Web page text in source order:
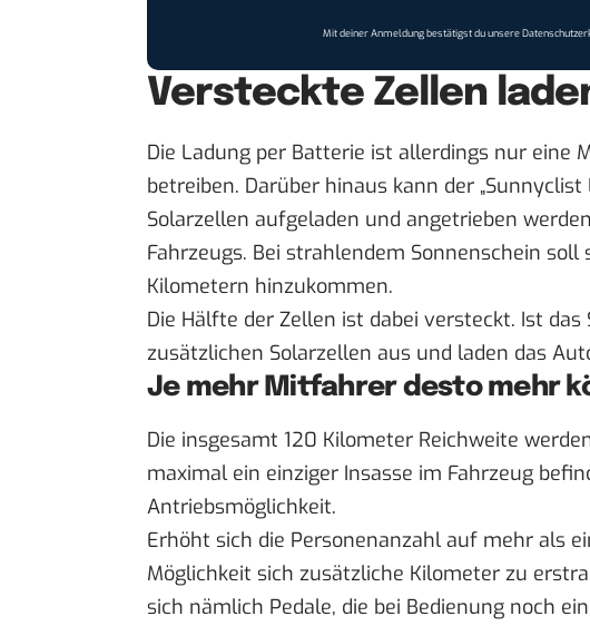
Mit deiner Anmeldung bestätigst du unsere
Versteckte Zellen
Die Ladung per Batterie ist allerdings nur eine
betreiben. Darüber hinaus kann der
Solarzellen aufgeladen und angetrieben
Fahrzeugs. Bei strahlendem Sonnenschein
Kilometern hinzukommen.
Die Hälfte der Zellen ist dabei versteckt. Ist
zusätzlichen Solarzellen aus und laden das
Je mehr Mitfahrer desto mehr
Die insgesamt 120 Kilometer Reichweite
maximal ein einziger Insasse im Fahrzeug
Antriebsmöglichkeit.
Erhöht sich die Personenanzahl auf mehr als
Möglichkeit sich zusätzliche Kilometer zu
sich nämlich Pedale, die bei Bedienung noch